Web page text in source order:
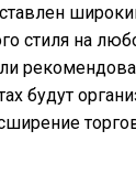
на
будут